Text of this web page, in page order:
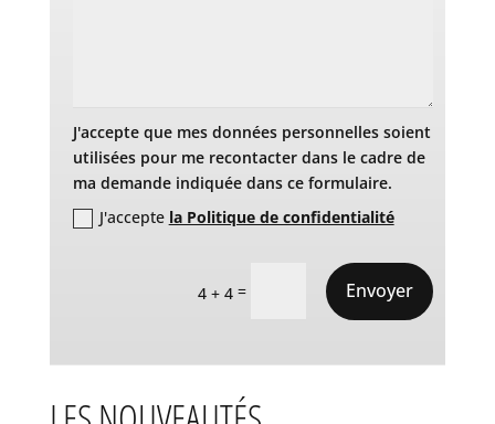
J'accepte que mes données personnelles soient
utilisées pour me recontacter dans le cadre de
ma demande indiquée dans ce formulaire.
J'accepte la Politique de confidentialité
4 + 4 = Envoyer